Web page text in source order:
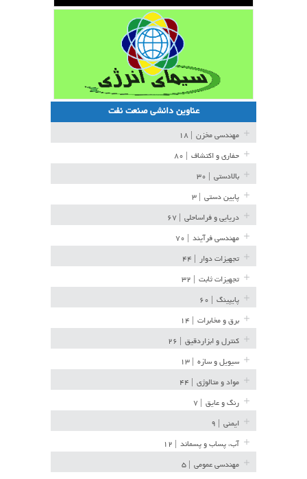
عناوین دانشی صنعت نفت
مهندسی مخزن
حفاری و اکتشاف
بالادستی
پایین دستی
دریایی و فراساحلی
مهندسی فرآیند
تجهیزات دوار
تجهیزات ثابت
پایپینگ
برق و مخابرات
کنترل و ابزاردقیق
سیویل و سازه
مواد و متالوژی
رنگ و عایق
ایمنی
آب، پساب و پسماند
مهندسی عمومی